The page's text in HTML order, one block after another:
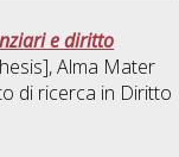
e diritto
Alma Mater
di ricerca in Diritto